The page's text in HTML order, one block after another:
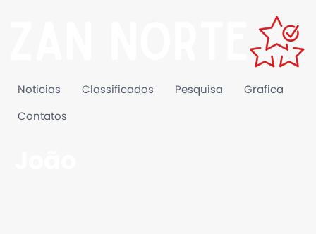
Noticias Classificados Pesquisa Grafica
Contatos